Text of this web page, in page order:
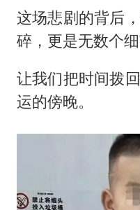
这场悲剧的背后
碎，更是无数个
让我们把时间拨
运的傍晚。